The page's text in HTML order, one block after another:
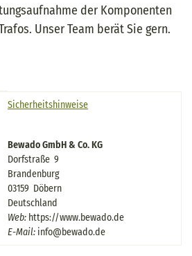
der Komponenten
Unser Team berät Sie gern.
Sicherheitshinweise
Bewado GmbH & Co. KG
Dorfstraße 9
Brandenburg
03159 Döbern
Deutschland
Web: https://www.bewado.de
E-Mail: info@bewado.de